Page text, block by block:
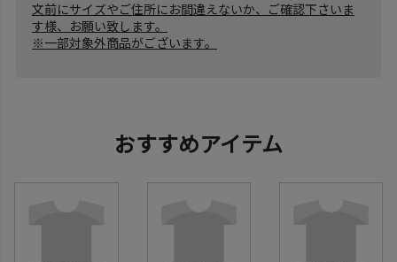
文前にサイズやご住所にお間違えないか、ご確認下さいま
す様、お願い致します。
※一部対象外商品がございます。
おすすめアイテム